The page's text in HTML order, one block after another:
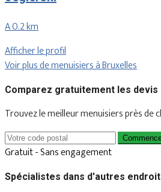
A 0.2 km
Afficher le profil
Voir plus de menuisiers à Bruxelles
Comparez gratuitement les devis
Trouvez le meilleur menuisiers près de
Gratuit - Sans engagement
Spécialistes dans d'autres